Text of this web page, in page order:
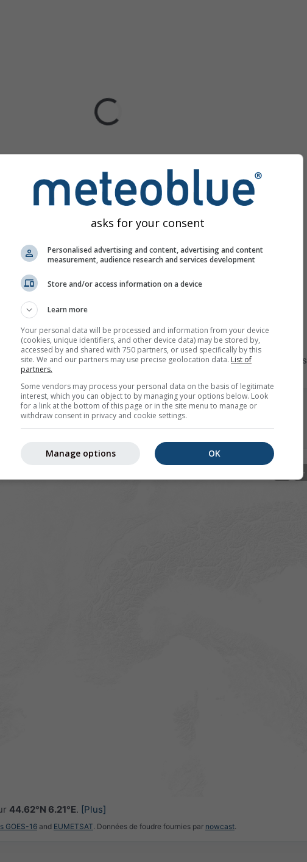
pour 44.62°N 6.21°E offre toutes les informations météorologiques
[Plus]
actuelles
+
44.62°N 6.21°E. [Plus]
GOES-16 and EUMETSAT. Données de foudre fournies par nowcast.
asks for your consent
Personalised advertising and content, advertising and content
measurement, audience research and services development
Store and/or access information on a device
Learn more
Your personal data will be processed and information from your device
(cookies, unique identifiers, and other device data) may be stored by,
accessed by and shared with 750 partners, or used specifically by this
site. We and our partners may use precise geolocation data. List of
partners.
Some vendors may process your personal data on the basis of legitimate
interest, which you can object to by managing your options below. Look
for a link at the bottom of this page or in the site menu to manage or
withdraw consent in privacy and cookie settings.
OK
Manage options